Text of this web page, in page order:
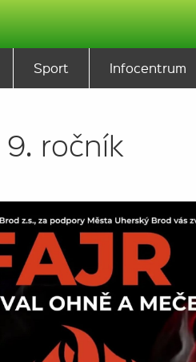
Sport Infocentrum
ročník